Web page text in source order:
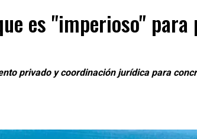
es "imperioso"
privado y coordinación jurídica para